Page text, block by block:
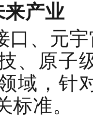
来产业
口、元
、 原子
域，针
标准。